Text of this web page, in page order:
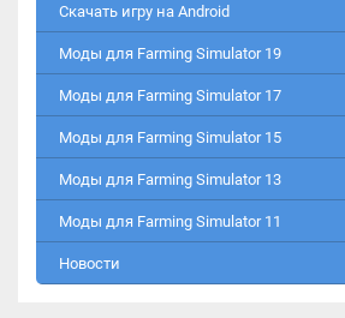
Скачать игру на Android
Моды для Farming Simulator 19
Моды для Farming Simulator 17
Моды для Farming Simulator 15
Моды для Farming Simulator 13
Моды для Farming Simulator 11
Новости